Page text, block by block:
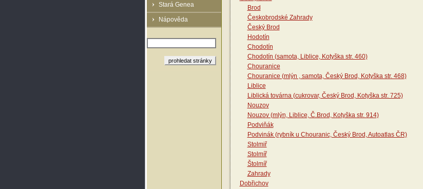
Stará Genea
Nápověda
Brod
Českobrodské Zahrady
Český Brod
Hodotín
Chodotín
Chodotín (samota, Liblice, Kotyška str. 460)
Chouranice
Chouranice (mlýn , samota, Český Brod, Kotyška str. 468)
Liblice
Liblická továrna (cukrovar, Český Brod, Kotyška str. 725)
Nouzov
Nouzov (mlýn, Liblice, Č.Brod, Kotyška str. 914)
Podviňák
Podvinák (rybník u Chouranic, Český Brod, Autoatlas ČR)
Stolmiř
Stolmíř
Štolmíř
Zahrady
Dobřichov